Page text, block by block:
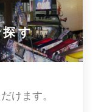
す
けます。